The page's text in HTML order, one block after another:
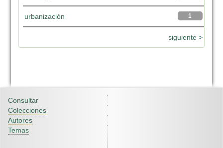
1
urbanización
siguiente >
Consultar
Colecciones
Autores
Temas